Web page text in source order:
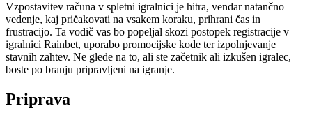
Vzpostavitev računa v spletni igralnici je hitra, vendar natančno
vedenje, kaj pričakovati na vsakem koraku, prihrani čas in
frustracijo. Ta vodič vas bo popeljal skozi postopek registracije v
igralnici Rainbet, uporabo promocijske kode ter izpolnjevanje
stavnih zahtev. Ne glede na to, ali ste začetnik ali izkušen igralec,
boste po branju pripravljeni na igranje.
Priprava